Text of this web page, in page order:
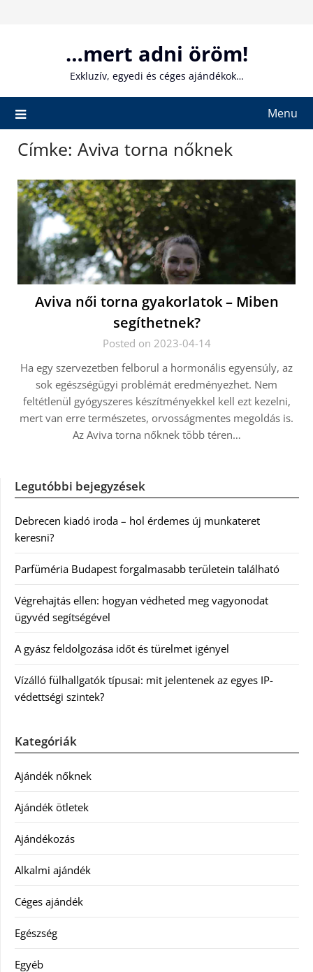
…mert adni öröm!
Exkluzív, egyedi és céges ajándékok…
Menu
Címke: Aviva torna nőknek
Aviva női torna gyakorlatok – Miben
segíthetnek?
Posted on 2023-04-14
Ha egy szervezetben felborul a hormonális egyensúly, az
sok egészségügyi problémát eredményezhet. Nem
feltétlenül gyógyszeres készítményekkel kell ezt kezelni,
mert van erre természetes, orvosságmentes megoldás is.
Az Aviva torna nőknek több téren…
Legutóbbi bejegyzések
Debrecen kiadó iroda – hol érdemes új munkateret
keresni?
Parfüméria Budapest forgalmasabb területein található
Végrehajtás ellen: hogyan védheted meg vagyonodat
ügyvéd segítségével
A gyász feldolgozása időt és türelmet igényel
Vízálló fülhallgatók típusai: mit jelentenek az egyes IP-
védettségi szintek?
Kategóriák
Ajándék nőknek
Ajándék ötletek
Ajándékozás
Alkalmi ajándék
Céges ajándék
Egészség
Egyéb